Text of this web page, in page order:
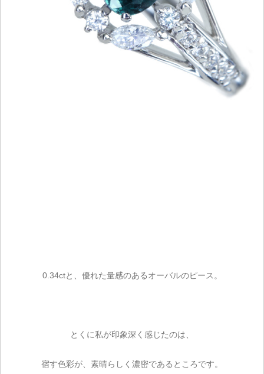
0.34ctと、優れた量感のあるオーバルのピース。
とくに私が印象深く感じたのは、
宿す色彩が、素晴らしく濃密であるところです。